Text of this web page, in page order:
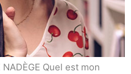
NADÈGE Quel est mon